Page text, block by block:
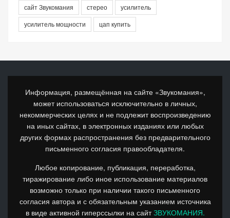
сайт Звукомания
стерео
усилитель
усилитель мощности
цап купить
Информация, размещённая на сайте «Звукомания»,
может использоваться исключительно в личных,
некоммерческих целях и не подлежит воспроизведению
на иных сайтах, в электронных изданиях или любых
других формах распространения без предварительного
письменного согласия правообладателя.
Любое копирование, публикация, переработка,
тиражирование либо иное использование материалов
возможно только при наличии такого письменного
согласия автора и с обязательным указанием источника
в виде активной гиперссылки на сайтЗВУКОМАНИЯ.